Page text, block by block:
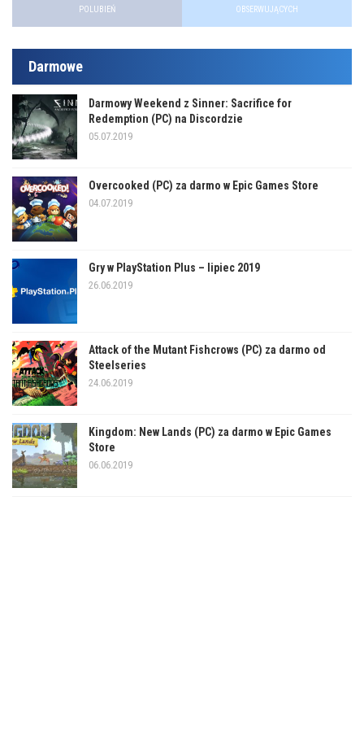
POLUBIEŃ OBSERWUJĄCYCH
Darmowe
Darmowy Weekend z Sinner: Sacrifice for
Redemption (PC) na Discordzie
05.07.2019
Overcooked (PC) za darmo w Epic Games Store
04.07.2019
Gry w PlayStation Plus – lipiec 2019
26.06.2019
Attack of the Mutant Fishcrows (PC) za darmo od
Steelseries
24.06.2019
Kingdom: New Lands (PC) za darmo w Epic Games
Store
06.06.2019